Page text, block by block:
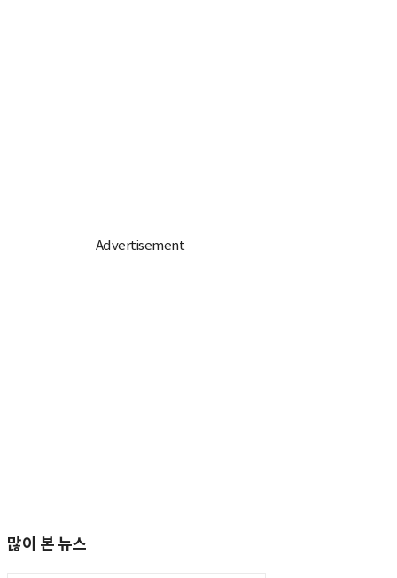
많이 본 뉴스